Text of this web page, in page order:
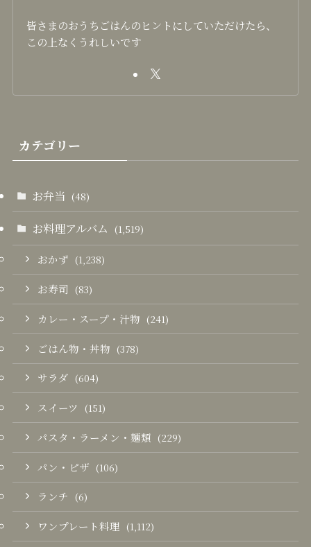
皆さまのおうちごはんのヒントにしていただけたら、
この上なくうれしいです
カテゴリー
お弁当 (48)
お料理アルバム (1,519)
おかず (1,238)
お寿司 (83)
カレー・スープ・汁物 (241)
ごはん物・丼物 (378)
サラダ (604)
スイーツ (151)
パスタ・ラーメン・麺類 (229)
パン・ピザ (106)
ランチ (6)
ワンプレート料理 (1,112)